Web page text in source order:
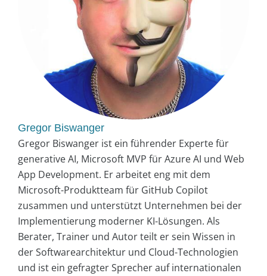
Gregor Biswanger
Gregor Biswanger ist ein führender Experte für
generative AI, Microsoft MVP für Azure AI und Web
App Development. Er arbeitet eng mit dem
Microsoft-Produktteam für GitHub Copilot
zusammen und unterstützt Unternehmen bei der
Implementierung moderner KI-Lösungen. Als
Berater, Trainer und Autor teilt er sein Wissen in
der Softwarearchitektur und Cloud-Technologien
und ist ein gefragter Sprecher auf internationalen